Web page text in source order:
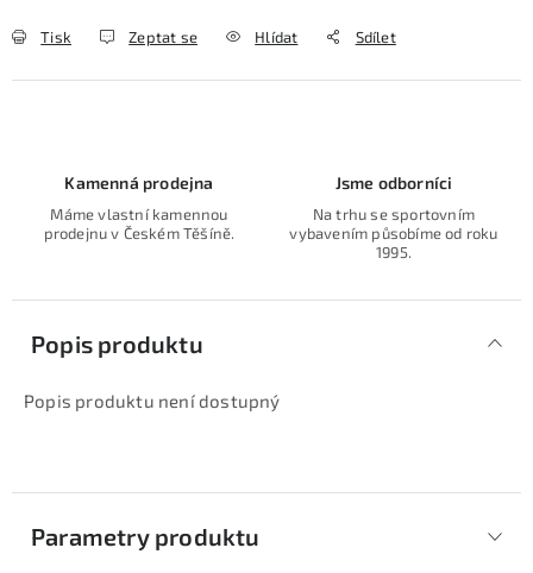
Tisk Zeptat se Hlídat Sdílet
Kamenná prodejna
Máme vlastní kamennou
prodejnu v Českém Těšíně.
Jsme odborníci
Na trhu se sportovním
vybavením působíme od roku
1995.
Popis produktu
Popis produktu není dostupný
Parametry produktu